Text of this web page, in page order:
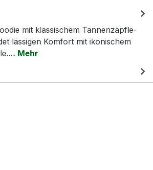
mit klassischem Tannenzäpfle-
lässigen Komfort mit ikonischem
Mehr